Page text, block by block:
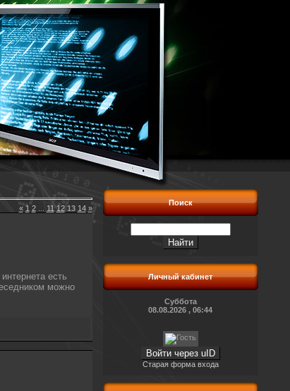
« 1 2 11 12 13 14 »
есть
можно
Поиск
Личный кабинет
Суббота
08.08.2026 , 06:44
Войти через uID
Старая форма входа